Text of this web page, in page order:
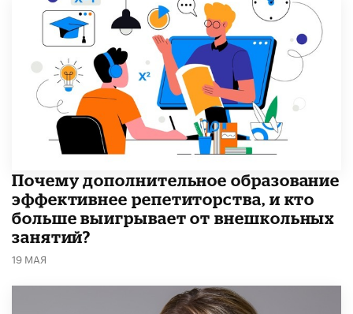
​Почему дополнительное образование
эффективнее репетиторства, и кто
больше выигрывает от внешкольных
занятий?
19 МАЯ